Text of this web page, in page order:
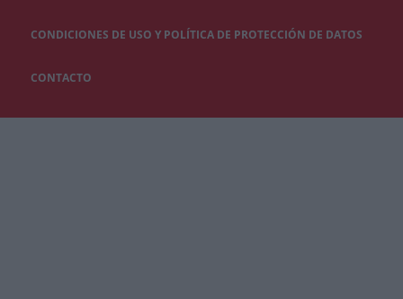
CONDICIONES DE USO Y POLÍTICA DE PROTECCIÓN DE DATOS
CONTACTO